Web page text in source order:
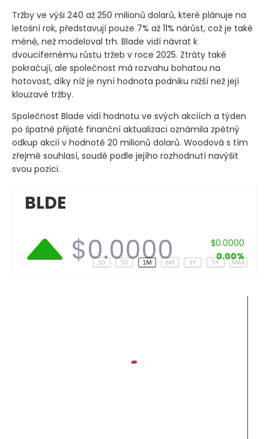
Tržby ve výši 240 až 250 milionů dolarů, které plánuje na
letošní rok, představují pouze 7% až 11% nárůst, což je také
méně, než modeloval trh. Blade vidí návrat k
dvoucifernému růstu tržeb v roce 2025. Ztráty také
pokračují, ale společnost má rozvahu bohatou na
hotovost, díky níž je nyní hodnota podniku nižší než její
klouzavé tržby.
Společnost Blade vidí hodnotu ve svých akciích a týden
po špatně přijaté finanční aktualizaci oznámila zpětný
odkup akcií v hodnotě 20 milionů dolarů. Woodová s tím
zřejmě souhlasí, soudě podle jejího rozhodnutí navýšit
svou pozici.
BLDE
$0.0000
$0.0000
0.00%